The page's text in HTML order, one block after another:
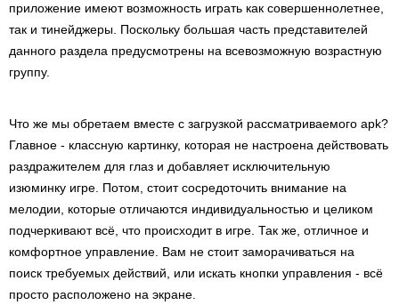
приложение имеют возможность играть как совершеннолетнее,
так и тинейджеры. Поскольку большая часть представителей
данного раздела предусмотрены на всевозможную возрастную
группу.
Что же мы обретаем вместе с загрузкой рассматриваемого apk?
Главное - классную картинку, которая не настроена действовать
раздражителем для глаз и добавляет исключительную
изюминку игре. Потом, стоит сосредоточить внимание на
мелодии, которые отличаются индивидуальностью и целиком
подчеркивают всё, что происходит в игре. Так же, отличное и
комфортное управление. Вам не стоит заморачиваться на
поиск требуемых действий, или искать кнопки управления - всё
просто расположено на экране.